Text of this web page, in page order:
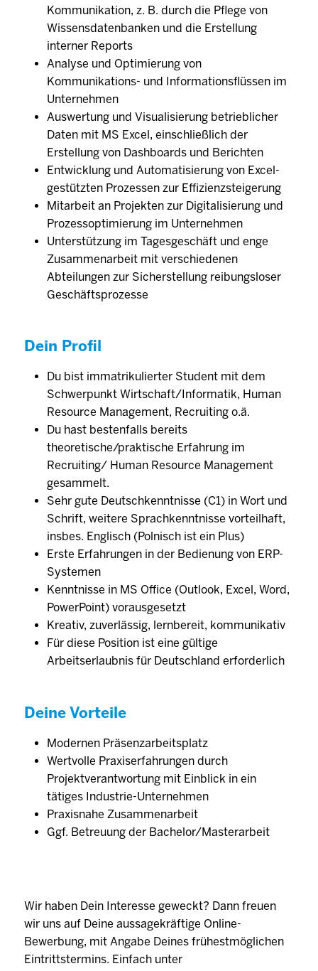
Kommunikation, z. B. durch die Pflege von
Wissensdatenbanken und die Erstellung
interner Reports
Analyse und Optimierung von
Kommunikations- und Informationsflüssen im
Unternehmen
Auswertung und Visualisierung betrieblicher
Daten mit MS Excel, einschließlich der
Erstellung von Dashboards und Berichten
Entwicklung und Automatisierung von Excel-
gestützten Prozessen zur Effizienzsteigerung
Mitarbeit an Projekten zur Digitalisierung und
Prozessoptimierung im Unternehmen
Unterstützung im Tagesgeschäft und enge
Zusammenarbeit mit verschiedenen
Abteilungen zur Sicherstellung reibungsloser
Geschäftsprozesse
Dein Profil
Du bist immatrikulierter Student mit dem
Schwerpunkt Wirtschaft/Informatik, Human
Resource Management, Recruiting o.ä.
Du hast bestenfalls bereits
theoretische/praktische Erfahrung im
Recruiting/ Human Resource Management
gesammelt.
Sehr gute Deutschkenntnisse (C1) in Wort und
Schrift, weitere Sprachkenntnisse vorteilhaft,
insbes. Englisch (Polnisch ist ein Plus)
Erste Erfahrungen in der Bedienung von ERP-
Systemen
Kenntnisse in MS Office (Outlook, Excel, Word,
PowerPoint) vorausgesetzt
Kreativ, zuverlässig, lernbereit, kommunikativ
Für diese Position ist eine gültige
Arbeitserlaubnis für Deutschland erforderlich
Deine Vorteile
Modernen Präsenzarbeitsplatz
Wertvolle Praxiserfahrungen durch
Projektverantwortung mit Einblick in ein
tätiges Industrie-Unternehmen
Praxisnahe Zusammenarbeit
Ggf. Betreuung der Bachelor/Masterarbeit
Wir haben Dein Interesse geweckt? Dann freuen
wir uns auf Deine aussagekräftige Online-
Bewerbung, mit Angabe Deines frühestmöglichen
Eintrittstermins. Einfach unter